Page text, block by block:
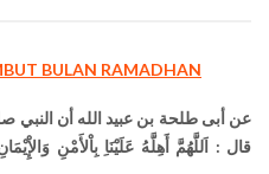
BULAN RAMADHAN
عن أبى طلحة بن عبيد الله أن النبي
قال : اَللَّهُمَّ أَهِلَّهُ عَلَيْنَاِ بِاْلأَمْنِ